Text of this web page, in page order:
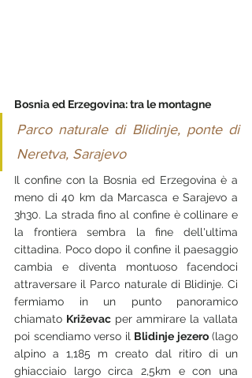
Bosnia ed Erzegovina: tra le montagne
Parco naturale di Blidinje, ponte di
Neretva, Sarajevo
Il confine con la Bosnia ed Erzegovina è a
meno di 40 km da Marcasca e Sarajevo a
3h30. La strada fino al confine è collinare e
la frontiera sembra la fine dell'ultima
cittadina. Poco dopo il confine il paesaggio
cambia e diventa montuoso facendoci
attraversare il Parco naturale di Blidinje. Ci
fermiamo in un punto panoramico
chiamato Križevac per ammirare la vallata
poi scendiamo verso il Blidinje jezero (lago
alpino a 1,185 m creato dal ritiro di un
ghiacciaio largo circa 2,5km e con una